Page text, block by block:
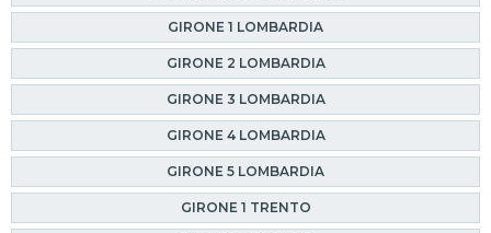
GIRONE 1 LOMBARDIA
GIRONE 2 LOMBARDIA
GIRONE 3 LOMBARDIA
GIRONE 4 LOMBARDIA
GIRONE 5 LOMBARDIA
GIRONE 1 TRENTO